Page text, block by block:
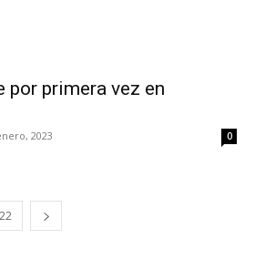
por primera vez en
2023 0
22